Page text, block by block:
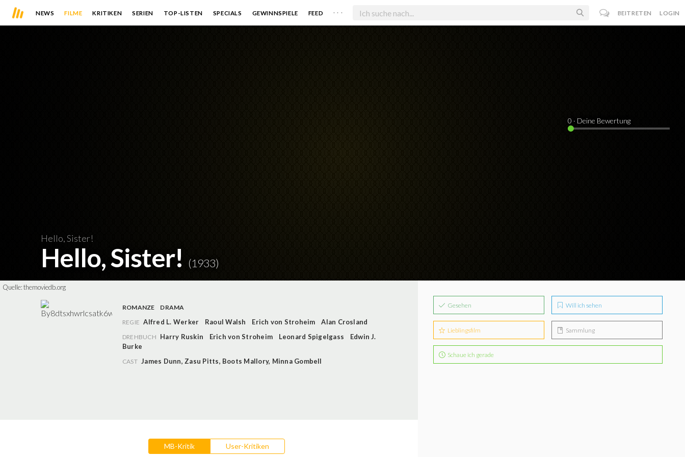
NEWS FILME KRITIKEN SERIEN TOP-LISTEN SPECIALS GEWINNSPIELE FEED . . . BEITRETEN LOGIN
Hello, Sister!
Hello, Sister! (1933)
0 · Deine Bewertung
Quelle:themoviedb.org
ROMANZE
DRAMA
REGIE Alfred L. Werker Raoul Walsh Erich von Stroheim Alan Crosland
DREHBUCH Harry Ruskin Erich von Stroheim Leonard Spigelgass
Edwin J.
Burke
CAST James Dunn, Zasu Pitts, Boots Mallory, Minna Gombell
MB-Kritik User-Kritiken
Gesehen Will ich sehen
Lieblingsfilm Sammlung
Schaue ich gerade